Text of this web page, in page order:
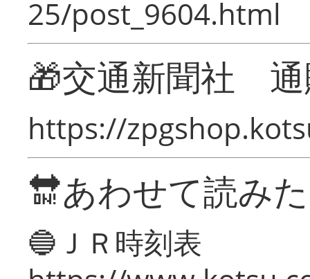
25/post_9604.html
🎁交通新聞社
https://
🔛あわせて読み
🔵ＪＲ時刻表